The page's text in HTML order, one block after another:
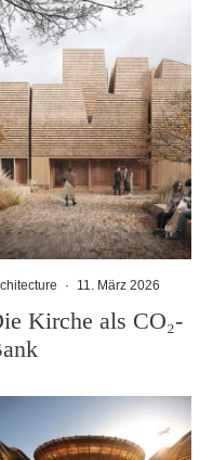
· 11. März 2026
Kirche als CO₂-